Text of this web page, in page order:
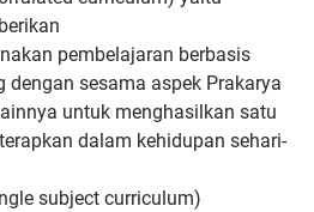
pembelajaran berbasis
dengan sesama aspek Prakarya
untuk menghasilkan satu
dalam kehidupan sehari-
subject curriculum)